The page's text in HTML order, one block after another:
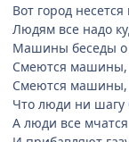
Вот город
Людям все надо
Машины беседы о
Смеются машины,
Смеются машины,
Что люди ни шагу
А люди все мчатся